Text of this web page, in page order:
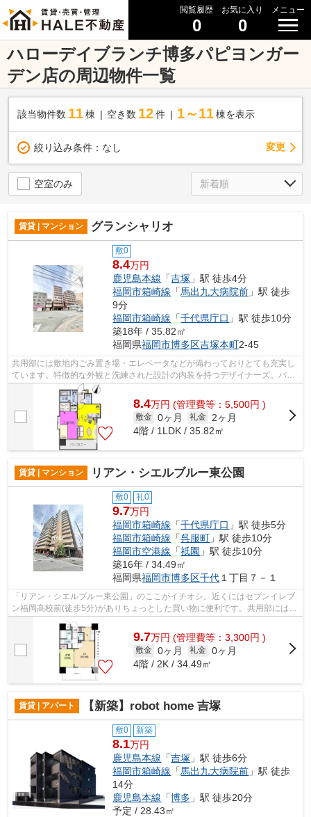
閲覧履歴
0
お気に入り
0
メニュー
ハローデイブランチ博多パピヨンガー
デン店の周辺物件一覧
該当物件数 11棟 空き数 12 件 1～11 棟を表示
絞り込み条件： なし 変更
空室のみ
賃貸 | マンション グランシャリオ
敷0
8.4万円
鹿児島本線 「吉塚 」駅 徒歩4分
福岡市箱崎線 「馬出九大病院前 」駅 徒歩
9分
福岡市箱崎線 「千代県庁口 」駅 徒歩10分
築18年 / 35.82㎡
福岡県福岡市博多区吉塚本町2-45
共用部には敷地内ごみ置き場・エレベータなどが備わっておりとても充実し
ています。特徴的な外観と洗練された設計の内装を持つデザイナーズ。バス
停徒歩3分以内なので利便性が高く外出...
8.4万円 (管理費等：5,500円 )
敷金 0ヶ月 礼金
2ヶ月
4階 / 1LDK / 35.82㎡
賃貸 | マンション リアン・シエルブルー東公園
敷0 礼0
9.7万円
福岡市箱崎線 「千代県庁口 」駅 徒歩5分
福岡市箱崎線 「呉服町 」駅 徒歩10分
福岡市空港線 「祇園 」駅 徒歩10分
築16年 / 34.49㎡
福岡県福岡市博多区千代 １丁目７－１
「リアン・シエルブルー東公園」のここがイチオシ。近くにはセブンイレブ
ン福岡高校前(徒歩5分)がありちょっとした買い物に便利です。共用部にはエ
レベータ・敷地内ごみ置き場などが備...
9.7万円 (管理費等：3,300円 )
敷金 0ヶ月 礼金 0ヶ月
4階 / 2K / 34.49㎡
賃貸 | アパート 【新築】robot home 吉塚
敷0 新築
8.1万円
鹿児島本線 「吉塚 」駅 徒歩6分
福岡市箱崎線 「馬出九大病院前 」駅 徒歩
14分
鹿児島本線 「博多 」駅 徒歩20分
予定 / 28.43㎡